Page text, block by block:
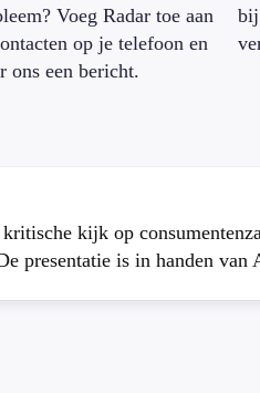
Voeg Radar toe aan
op je telefoon en
ons een bericht.
bij
kijk op
presentatie is in handen van